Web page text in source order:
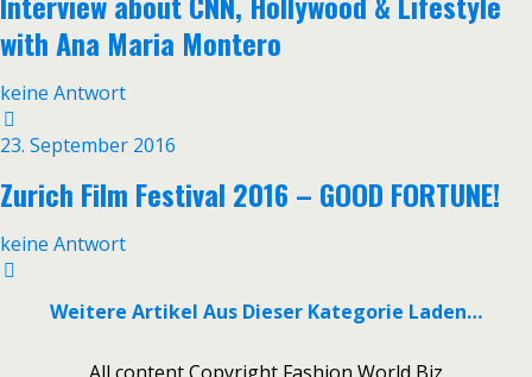
with Ana Maria Montero
keine Antwort
23. September 2016
Zurich Film Festival 2016 – GOOD FORTUNE!
keine Antwort
Weitere Artikel Aus Dieser Kategorie Laden…